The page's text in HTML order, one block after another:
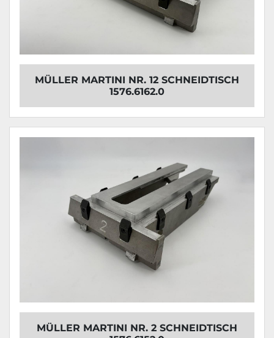
MÜLLER MARTINI NR. 12 SCHNEIDTISCH
1576.6162.0
MÜLLER MARTINI NR. 2 SCHNEIDTISCH